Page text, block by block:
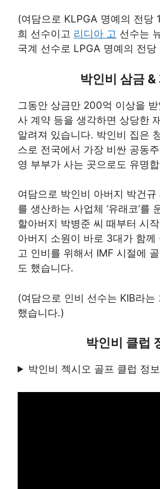
(여담으로 KLPGA 명예의 전당
희 선수이고 리디아 고 선수는
국계 선수로 LPGA 명예의 전당
박인비 삼금 &
그동안 상금만 200억 이상을
사 계약 등을 생각하면 상당한
알려져 있습니다. 박인비 집은
스로 전국에서 가장 비싼 공동
영 부부가 사는 곳으로도 유명
여담으로 박인비 아버지 박건규
를 생산하는 사업체 ‘유래코’를
할아버지 박병준 씨 때부터 시
아버지 소원이 바로 3대가 함께
고 인비를 위해서 IMF 시절에
도 했습니다.
(여담으로 인비 선수는 KIB라는
했습니다.)
박인비 클럽
박인비 젝시오 골프 클럽 정